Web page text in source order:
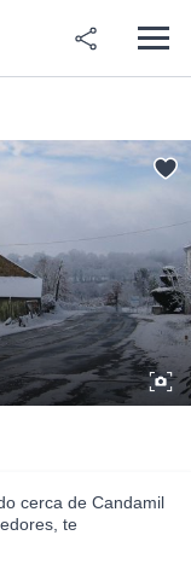
cerca de Candamil
te